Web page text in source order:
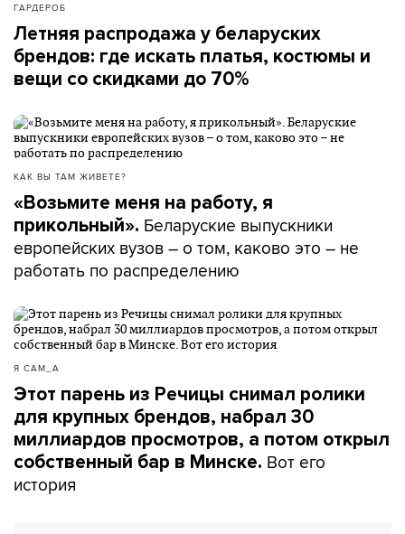
ГАРДЕРОБ
Летняя распродажа у беларуских
брендов: где искать платья, костюмы и
вещи со скидками до 70%
КАК ВЫ ТАМ ЖИВЕТЕ?
«Возьмите меня на работу, я
прикольный». Беларуские выпускники
европейских вузов – о том, каково это – не
работать по распределению
Я САМ_А
Этот парень из Речицы снимал ролики
для крупных брендов, набрал 30
миллиардов просмотров, а потом открыл
собственный бар в Минске. Вот его
история